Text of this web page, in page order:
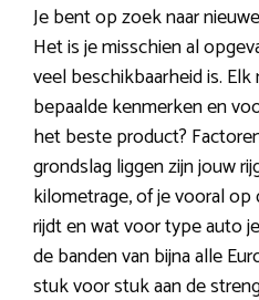
Je bent op zoek naar
Het is je misschien al
veel beschikbaarheid is.
bepaalde kenmerken en
het beste product?
grondslag liggen zijn jouw
kilometrage, of je vooral
rijdt en wat voor type auto
de banden van bijna alle
stuk voor stuk aan de